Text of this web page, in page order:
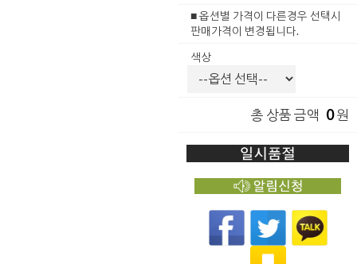
■ 옵션별 가격이 다른경우 선택시
판매가격이 변경됩니다.
색상
총 상품 금액 0원